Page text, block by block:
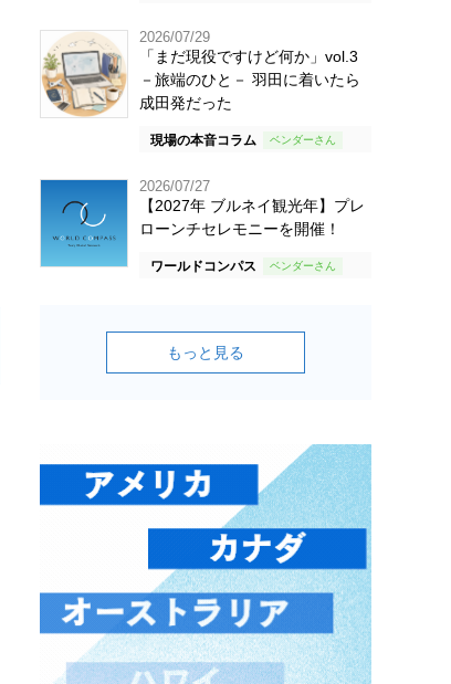
2026/07/29
「まだ現役ですけど何か」vol.3
－旅端のひと－ 羽田に着いたら
成田発だった
現場の本音コラム
2026/07/27
【2027年 ブルネイ観光年】プレ
ローンチセレモニーを開催！
ワールドコンパス
もっと見る